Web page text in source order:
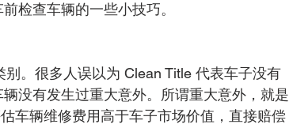
检查车辆的一些小技巧。
。很多人误以为 Clean Title 代表车子没有
没有发生过重大意外。所谓重大意外，就是
车辆维修费用高于车子市场价值，直接赔偿